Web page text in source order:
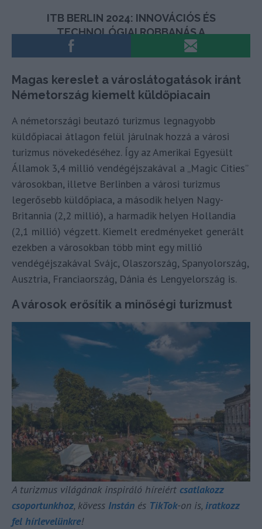
Magas kereslet a városlátogatások iránt
Németország kiemelt küldőpiacain
A németországi beutazó turizmus legnagyobb
küldőpiacai átlagon felül járulnak hozzá a városi
turizmus növekedéséhez. Így az Amerikai Egyesült
Államok 3,4 millió vendégéjszakával a „Magic Cities”
városokban, illetve Berlinben a városi turizmus
legerősebb küldőpiaca, a második helyen Nagy-
Britannia (2,2 millió), a harmadik helyen Hollandia
(2,1 millió) végzett. Kiemelt eredményeket generált
ezekben a városokban több mint egy millió
vendégéjszakával Svájc, Olaszország, Spanyolország,
Ausztria, Franciaország, Dánia és Lengyelország is.
A városok erősítik a minőségi turizmust
A turizmus világának inspiráló híreiért csatlakozz
csoportunkhoz, kövess Instán és TikTok-on is, iratkozz
fel hírlevelünkre!